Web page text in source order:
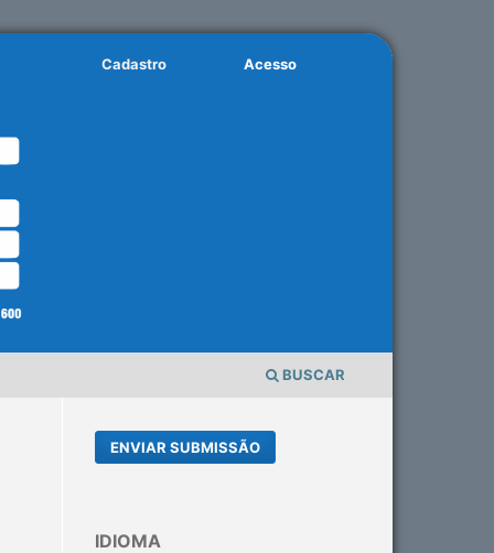
BUSCAR
Cadastro Acesso
ENVIAR SUBMISSÃO
IDIOMA